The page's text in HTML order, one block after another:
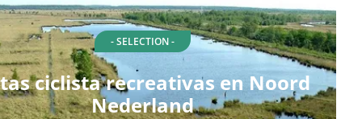
- SELECTION -
ciclista recreativas en Noord
Nederland